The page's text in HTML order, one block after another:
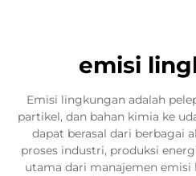
emisi
Emisi lingkungan adalah
partikel, dan bahan kimia ke
dapat berasal dari berbagai
proses industri, produksi
utama dari manajemen